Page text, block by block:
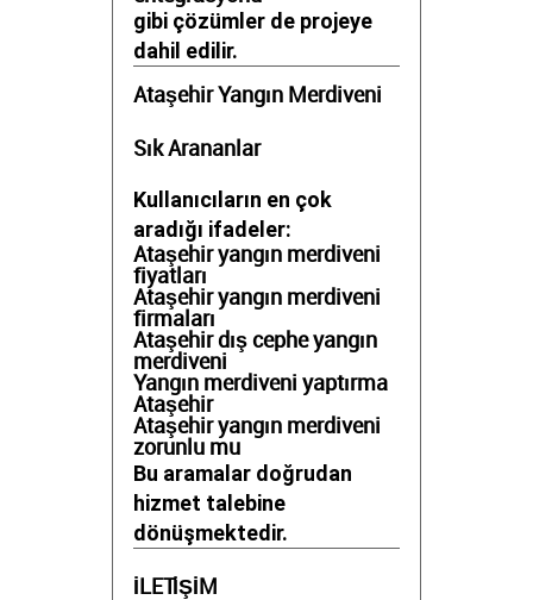
gibi çözümler de projeye
dahil edilir.
Ataşehir Yangın Merdiveni
Sık Arananlar
Kullanıcıların en çok
aradığı ifadeler:
Ataşehir yangın merdiveni
fiyatları
Ataşehir yangın merdiveni
firmaları
Ataşehir dış cephe yangın
merdiveni
Yangın merdiveni yaptırma
Ataşehir
Ataşehir yangın merdiveni
zorunlu mu
Bu aramalar doğrudan
hizmet talebine
dönüşmektedir.
İLETİŞİM